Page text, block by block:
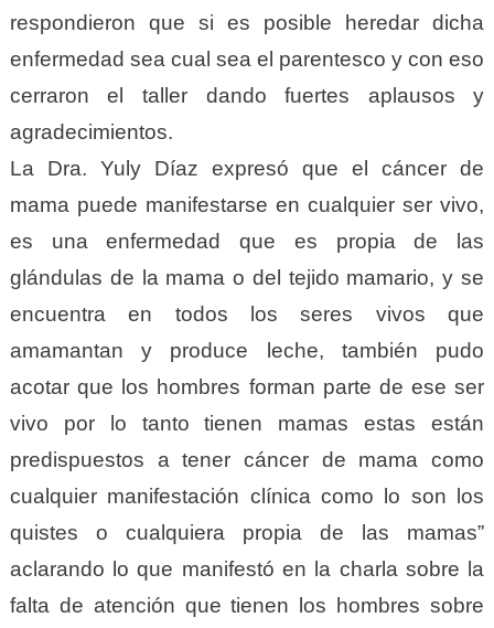
respondieron que si es posible heredar dicha
enfermedad sea cual sea el parentesco y con eso
cerraron el taller dando fuertes aplausos y
agradecimientos.
La Dra. Yuly Díaz expresó que el cáncer de
mama puede manifestarse en cualquier ser vivo,
es una enfermedad que es propia de las
glándulas de la mama o del tejido mamario, y se
encuentra en todos los seres vivos que
amamantan y produce leche, también pudo
acotar que los hombres forman parte de ese ser
vivo por lo tanto tienen mamas estas están
predispuestos a tener cáncer de mama como
cualquier manifestación clínica como lo son los
quistes o cualquiera propia de las mamas”
aclarando lo que manifestó en la charla sobre la
falta de atención que tienen los hombres sobre